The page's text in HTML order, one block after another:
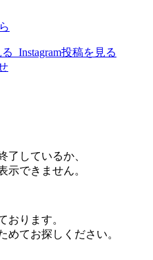
Instagram投稿を見る
了しているか、
示できません。
おります。
めてお探しください。